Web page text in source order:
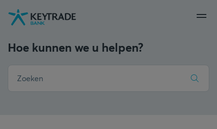
Naar
navigatie
Naar
aanmelden
Naar
inhoud
Hoe kunnen we u helpen?